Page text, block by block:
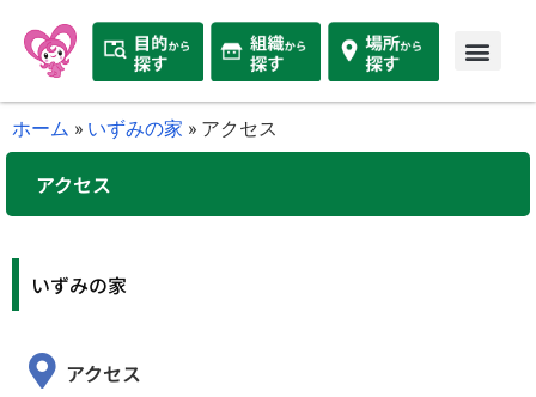
ホーム » いずみの家 » アクセス
アクセス
いずみの家
アクセス